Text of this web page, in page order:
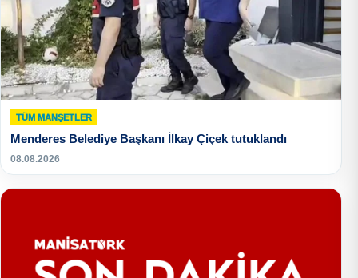
TÜM MANŞETLER
Menderes Belediye Başkanı İlkay Çiçek tutuklandı
08.08.2026